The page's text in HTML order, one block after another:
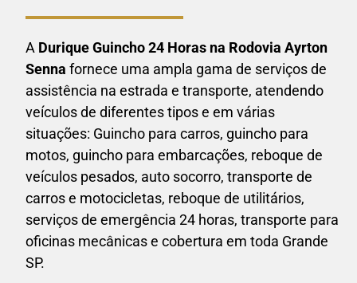
A Durique Guincho 24 Horas na Rodovia Ayrton
Senna fornece uma ampla gama de serviços de
assistência na estrada e transporte, atendendo
veículos de diferentes tipos e em várias
situações: Guincho para carros, guincho para
motos, guincho para embarcações, reboque de
veículos pesados, auto socorro, transporte de
carros e motocicletas, reboque de utilitários,
serviços de emergência 24 horas, transporte para
oficinas mecânicas e cobertura em toda Grande
SP.